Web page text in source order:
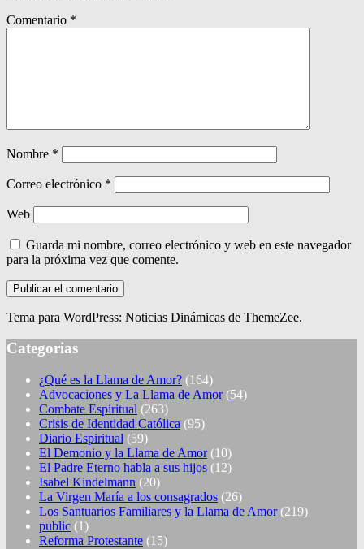
Comentario *
Nombre *
Correo electrónico *
Web
Guarda mi nombre, correo electrónico y web en este navegador
para la próxima vez que comente.
Tema para WordPress: Noticias Dinámicas de ThemeZee.
Categorias
¿Qué es la Llama de Amor? (164)
Advocaciones y La Llama de Amor(54)
Combate Espiritual (263)
Crisis de Identidad Católica (95)
Diario Espiritual (59)
El Demonio y la Llama de Amor(10)
El Padre Eterno habla a sus hijos (12)
Isabel Kindelmann (20)
La Virgen María a los consagrados (26)
Los Santuarios Familiares y la Llama de Amor(219)
public (1)
Reforma Protestante (15)